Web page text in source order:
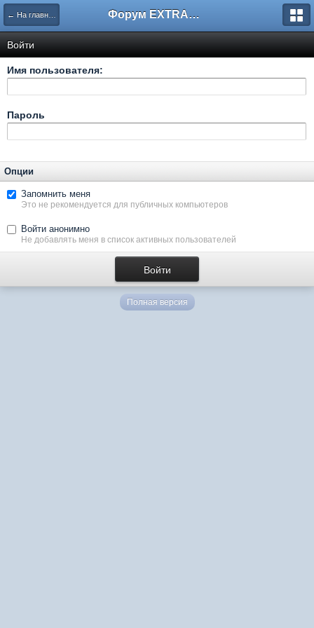
← На главную Форум EXTRACTOR.ru
Войти
Имя пользователя:
Пароль
Опции
Запомнить меня
Это не рекомендуется для публичных компьютеров
Войти анонимно
Не добавлять меня в список активных пользователей
Полная версия